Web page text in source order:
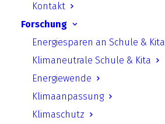
Kontakt
Forschung
Energiesparen an Schule & Kita
Klimaneutrale Schule & Kita
Energiewende
Klimaanpassung
Klimaschutz